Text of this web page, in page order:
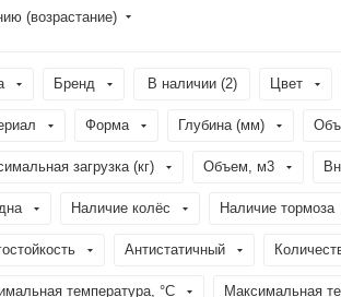
(возрастание)
Бренд В наличии (2) Цвет
Форма Глубина (мм)
загрузка (кг) Объем, м3
Наличие колёс Наличие тормоза
Антистатичный
температура, °C Максимальная